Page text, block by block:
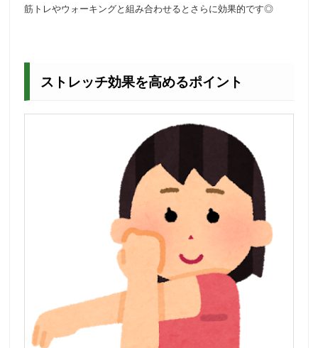
筋トレやウォーキングと組み合わせるとさらに効果的です◎
ストレッチ効果を高めるポイント